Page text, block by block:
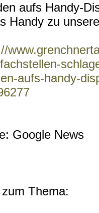
aufs Handy-
Handy zu
aufs-handy-
Google News
Thema: